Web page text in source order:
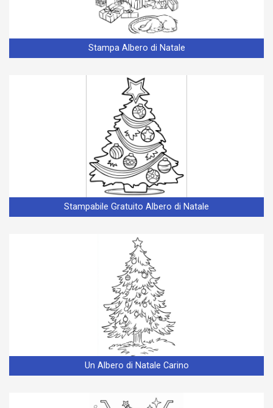
Stampa Albero di Natale
Stampabile Gratuito Albero di Natale
Un Albero di Natale Carino